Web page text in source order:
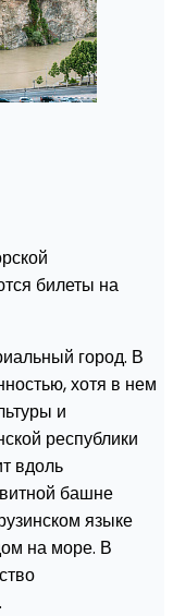
билеты на
город. В
хотя в нем
и
республики
вдоль
башне
языке
на море. В